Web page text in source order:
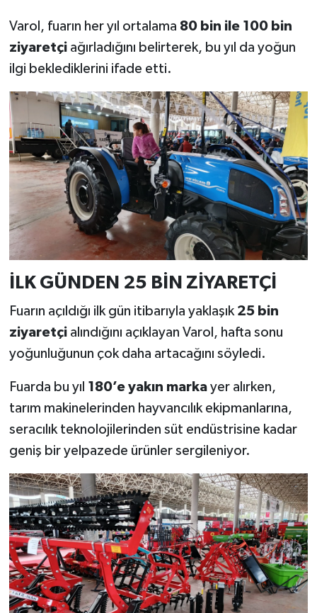
Varol, fuarın her yıl ortalama 80 bin ile 100 bin
ziyaretçiağırladığını belirterek, bu yıl da yoğun
ilgi beklediklerini ifade etti.
İLK GÜNDEN 25 BİN ZİYARETÇİ
Fuarın açıldığı ilk gün itibarıyla yaklaşık 25 bin
ziyaretçialındığını açıklayan Varol, hafta sonu
yoğunluğunun çok daha artacağını söyledi.
Fuarda bu yıl 180’e yakın markayer alırken,
tarım makinelerinden hayvancılık ekipmanlarına,
seracılık teknolojilerinden süt endüstrisine kadar
geniş bir yelpazede ürünler sergileniyor.